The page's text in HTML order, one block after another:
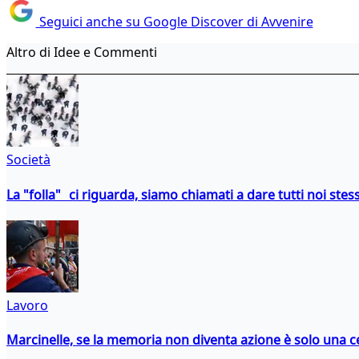
Seguici anche su Google Discover di Avvenire
Altro di Idee e Commenti
Società
La "folla" ci riguarda, siamo chiamati a dare tutti noi
Lavoro
Marcinelle, se la memoria non diventa azione è solo una